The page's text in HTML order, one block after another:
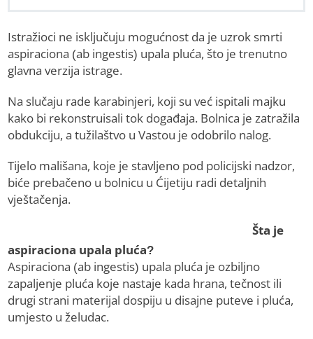
Istražioci ne isključuju mogućnost da je uzrok smrti
aspiraciona (ab ingestis) upala pluća, što je trenutno
glavna verzija istrage.
Na slučaju rade karabinjeri, koji su već ispitali majku
kako bi rekonstruisali tok događaja. Bolnica je zatražila
obdukciju, a tužilaštvo u Vastou je odobrilo nalog.
Tijelo mališana, koje je stavljeno pod policijski nadzor,
biće prebačeno u bolnicu u Ćijetiju radi detaljnih
vještačenja.
Šta je
aspiraciona upala pluća?
Aspiraciona (ab ingestis) upala pluća je ozbiljno
zapaljenje pluća koje nastaje kada hrana, tečnost ili
drugi strani materijal dospiju u disajne puteve i pluća,
umjesto u želudac.